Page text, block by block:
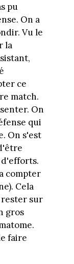
pu
On a
Vu le
la
ce
match.
On
qui
On s'est
compter
Cela
rester sur
gros
faire